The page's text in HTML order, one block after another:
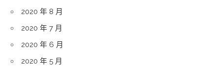
2020 年 8 月
2020 年 7 月
2020 年 6 月
2020 年 5 月